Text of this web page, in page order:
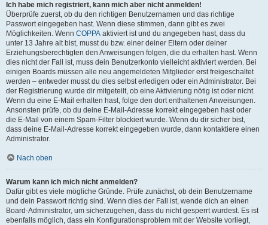
Ich habe mich registriert, kann mich aber nicht anmelden!
Überprüfe zuerst, ob du den richtigen Benutzernamen und das richtige
Passwort eingegeben hast. Wenn diese stimmen, dann gibt es zwei
Möglichkeiten. Wenn COPPA aktiviert ist und du angegeben hast, dass du
unter 13 Jahre alt bist, musst du bzw. einer deiner Eltern oder deiner
Erziehungsberechtigten den Anweisungen folgen, die du erhalten hast. Wenn
dies nicht der Fall ist, muss dein Benutzerkonto vielleicht aktiviert werden. Bei
einigen Boards müssen alle neu angemeldeten Mitglieder erst freigeschaltet
werden – entweder musst du dies selbst erledigen oder ein Administrator. Bei
der Registrierung wurde dir mitgeteilt, ob eine Aktivierung nötig ist oder nicht.
Wenn du eine E-Mail erhalten hast, folge den dort enthaltenen Anweisungen.
Ansonsten prüfe, ob du deine E-Mail-Adresse korrekt eingegeben hast oder
die E-Mail von einem Spam-Filter blockiert wurde. Wenn du dir sicher bist,
dass deine E-Mail-Adresse korrekt eingegeben wurde, dann kontaktiere einen
Administrator.
Nach oben
Warum kann ich mich nicht anmelden?
Dafür gibt es viele mögliche Gründe. Prüfe zunächst, ob dein Benutzername
und dein Passwort richtig sind. Wenn dies der Fall ist, wende dich an einen
Board-Administrator, um sicherzugehen, dass du nicht gesperrt wurdest. Es ist
ebenfalls möglich, dass ein Konfigurationsproblem mit der Website vorliegt,